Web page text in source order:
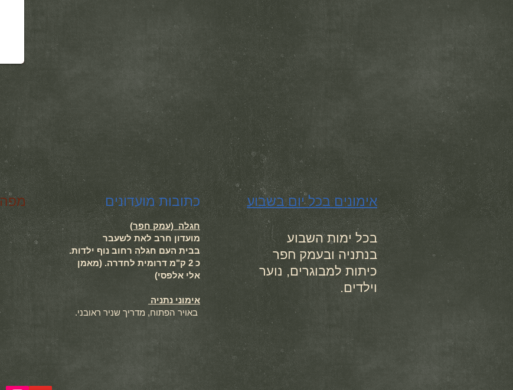
מפה כתובות מועדונים
חגלה (עמק חפר)
מועדון חרב לאת לשעבר
בבית העם חגלה רחוב נוף ילדות.
כ 2 ק"מ דרומית לחדרה. (מאמן
אלי אלפסי)
אימוני נתניה
באויר הפתוח, מדריך שניר ראובני.
אימונים בכל יום בשבוע
בכל ימות השבוע
בנתניה ובעמק חפר
כיתות למבוגרים, נוער
וילדים.